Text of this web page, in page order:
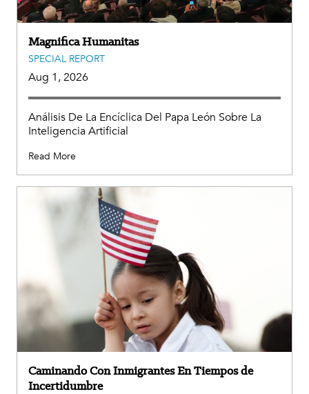
Magnifica Humanitas
SPECIAL REPORT
Aug 1, 2026
Análisis De La Encíclica Del Papa León Sobre La
Inteligencia Artificial
Read More
Caminando Con Inmigrantes En Tiempos de
Incertidumbre